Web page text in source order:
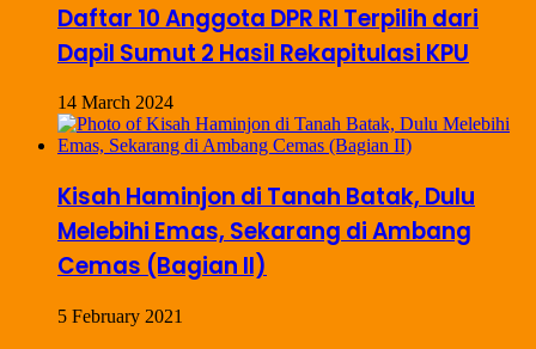
Daftar 10 Anggota DPR RI Terpilih dari
Dapil Sumut 2 Hasil Rekapitulasi KPU
14 March 2024
Kisah Haminjon di Tanah Batak, Dulu
Melebihi Emas, Sekarang di Ambang
Cemas (Bagian II)
5 February 2021